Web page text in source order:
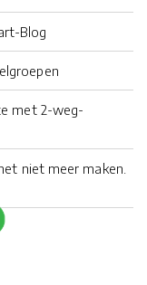
Blog
met 2-weg-
niet meer maken.